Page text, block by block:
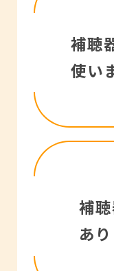
補聴
使い
補聴
使用
ーカ
補
あ